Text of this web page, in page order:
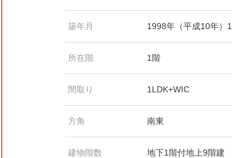
築年月 1998年（平成10年）
所在階 1階
間取り 1LDK+WIC
方角 南東
建物階数 地下1階付地上9階建